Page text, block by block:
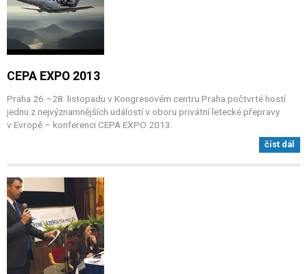
CEPA EXPO 2013
Praha 26.–28. listopadu v Kongresovém centru Praha počtvrté hostí
jednu z nejvýznamnějších událostí v oboru privátní letecké přepravy
v Evropě – konferenci CEPA EXPO 2013.
číst dál